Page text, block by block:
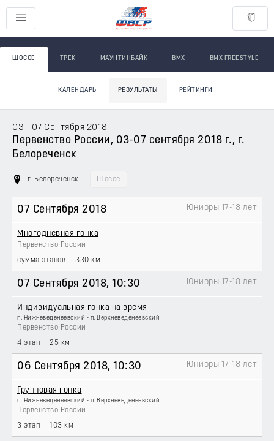
ШОССЕ ТРЕК МАУНТИНБАЙК BMX BMX FREESTYLE
КАЛЕНДАРЬ РЕЗУЛЬТАТЫ РЕЙТИНГИ
03 - 07 Сентября 2018
Первенство России, 03-07 сентября 2018 г., г.
Белореченск
г. Белореченск Шоссе
07 Сентября 2018
Многодневная гонка
Первенство России
Юниоры 17-18 лет
сумма этапов 330 км
07 Сентября 2018, 10:30
Индивидуальная гонка на время
п. Нижневеденеевский - п. Верхневеденеевский
Первенство России
Юниоры 17-18 лет
4 этап 25 км
06 Сентября 2018, 10:30
Групповая гонка
п. Нижневеденеевский - п. Верхневеденеевский
Первенство России
Юниоры 17-18 лет
3 этап 103 км